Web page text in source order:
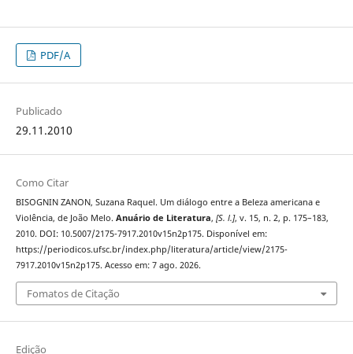
PDF/A
Publicado
29.11.2010
Como Citar
BISOGNIN ZANON, Suzana Raquel. Um diálogo entre a Beleza americana e
Violência, de João Melo. Anuário de Literatura, [S. l.], v. 15, n. 2, p. 175–183,
2010. DOI: 10.5007/2175-7917.2010v15n2p175. Disponível em:
https://periodicos.ufsc.br/index.php/literatura/article/view/2175-
7917.2010v15n2p175. Acesso em: 7 ago. 2026.
Fomatos de Citação
Edição